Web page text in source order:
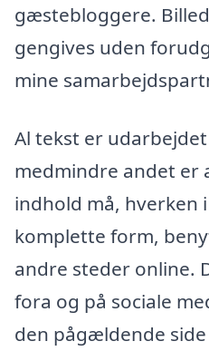
gæstebloggere.
gengives uden
mine
Al tekst er udarbejdet
medmindre andet er
indhold må, hverken
komplette form,
andre steder online.
fora og på sociale
den pågældende